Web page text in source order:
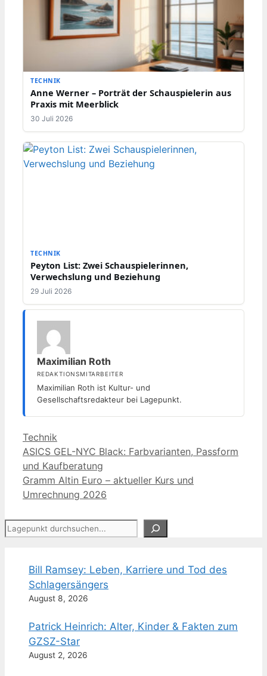
TECHNIK
Anne Werner – Porträt der Schauspielerin aus
Praxis mit Meerblick
30 Juli 2026
TECHNIK
Peyton List: Zwei Schauspielerinnen,
Verwechslung und Beziehung
29 Juli 2026
Maximilian Roth
REDAKTIONSMITARBEITER
Maximilian Roth ist Kultur- und
Gesellschaftsredakteur bei Lagepunkt.
Kategorien
Technik
ASICS GEL-NYC Black: Farbvarianten, Passform
und Kaufberatung
Gramm Altin Euro – aktueller Kurs und
Umrechnung 2026
Suchen
Bill Ramsey: Leben, Karriere und Tod des
Schlagersängers
August 8, 2026
Patrick Heinrich: Alter, Kinder & Fakten zum
GZSZ-Star
August 2, 2026